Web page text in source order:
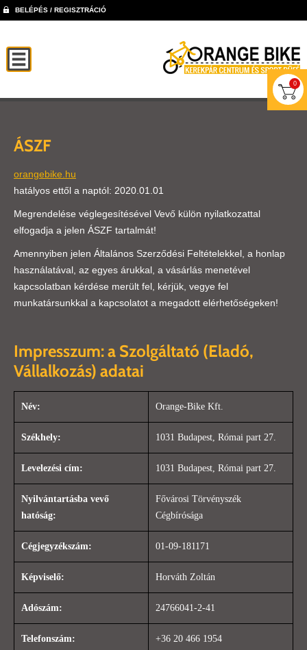
BELÉPÉS / REGISZTRÁCIÓ
0
ÁSZF
orangebike.hu
hatályos ettől a naptól: 2020.01.01
Megrendelése véglegesítésével Vevő külön nyilatkozattal
elfogadja a jelen ÁSZF tartalmát!
Amennyiben jelen Általános Szerződési Feltételekkel, a honlap
használatával, az egyes árukkal, a vásárlás menetével
kapcsolatban kérdése merült fel, kérjük, vegye fel
munkatársunkkal a kapcsolatot a megadott elérhetőségeken!
Impresszum: a Szolgáltató (Eladó,
Vállalkozás) adatai
Név: Orange-Bike Kft.
Székhely: 1031 Budapest, Római part 27.
Levelezési cím: 1031 Budapest, Római part 27.
Nyilvántartásba vevő
hatóság:
Fővárosi Törvényszék
Cégbírósága
Cégjegyzékszám: 01-09-181171
Képviselő: Horváth Zoltán
Adószám: 24766041-2-41
Telefonszám: +36 20 466 1954